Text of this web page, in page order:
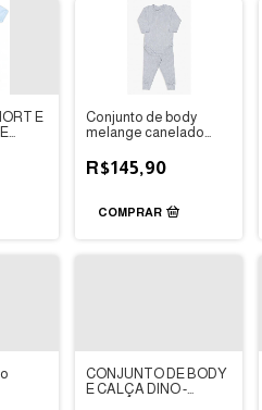
E
Conjunto de body
melange canelado
R$145,90
COMPRAR
CONJUNTO DE BODY
E CALÇA DINO -